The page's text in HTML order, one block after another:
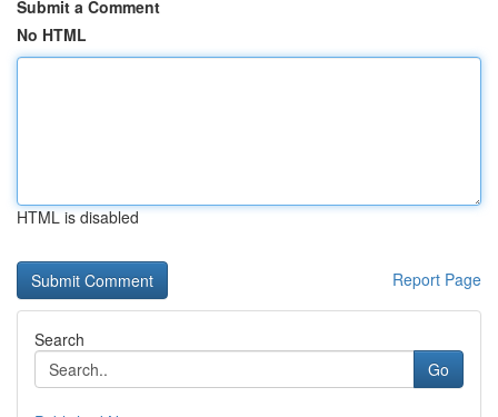
Submit a Comment
No HTML
HTML is disabled
Report Page
Search
Go